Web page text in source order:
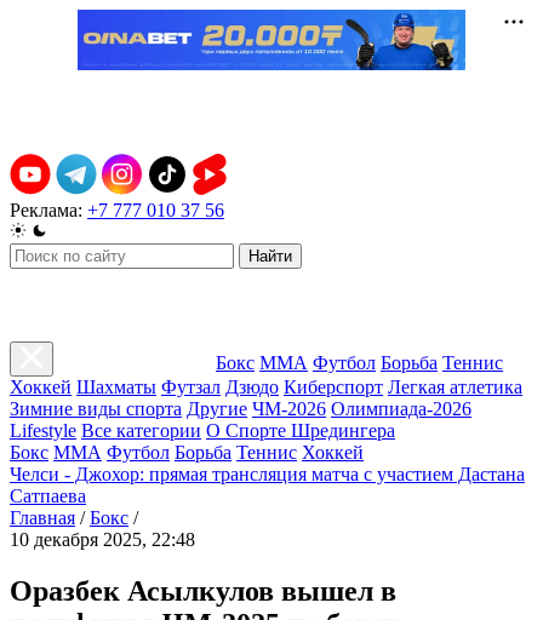
Реклама: +7 777 010 37 56
Найти
Бокс ММА Футбол Борьба Теннис
Хоккей Шахматы Футзал Дзюдо Киберспорт Легкая атлетика
Зимние виды спорта Другие ЧМ-2026 Олимпиада-2026
Lifestyle Все категории О Спорте Шредингера
Бокс ММА Футбол Борьба Теннис Хоккей
Челси - Джохор: прямая трансляция матча с участием Дастана
Сатпаева
Главная / Бокс /
10 декабря 2025, 22:48
Оразбек Асылкулов вышел в